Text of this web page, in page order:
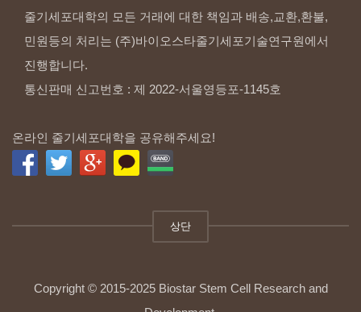
줄기세포대학의 모든 거래에 대한 책임과 배송,교환,환불,
민원등의 처리는 (주)바이오스타줄기세포기술연구원에서
진행합니다.
통신판매 신고번호 : 제 2022-서울영등포-1145호
온라인 줄기세포대학을 공유해주세요!
상단
Copyright © 2015-2025 Biostar Stem Cell Research and